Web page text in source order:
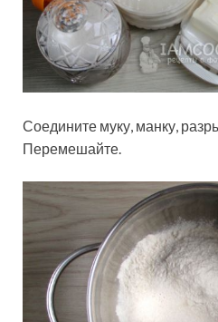
Соедините муку, манку,
Перемешайте.